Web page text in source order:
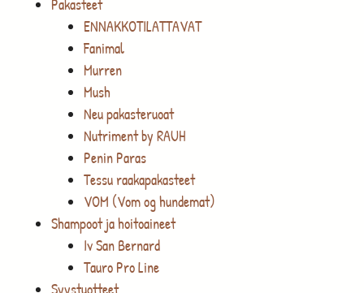
Pakasteet
ENNAKKOTILATTAVAT
Fanimal
Murren
Mush
Neu pakasteruoat
Nutriment by RAUH
Penin Paras
Tessu raakapakasteet
VOM (Vom og hundemat)
Shampoot ja hoitoaineet
Iv San Bernard
Tauro Pro Line